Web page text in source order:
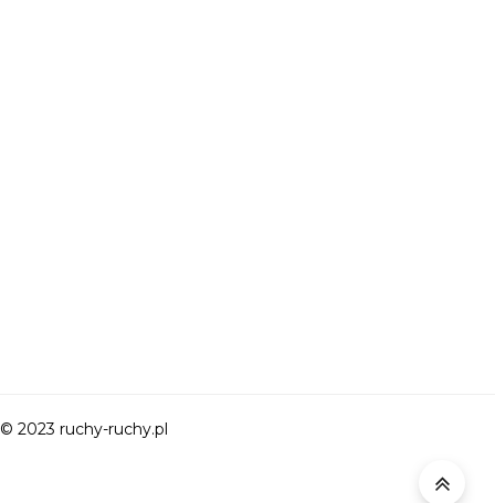
© 2023 ruchy-ruchy.pl